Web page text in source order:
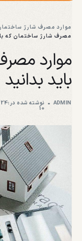
موارد مصرف شارژ ساختمان که
مصرف شارژ ساختمان که باید
موارد
باید بدانید
ADMIN